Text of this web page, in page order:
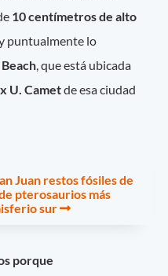
10 centímetros de alto
puntualmente lo
, que está ubicada
U. Cametde esa ciudad
Juan restos fósiles de
pterosaurios más
sur
porque